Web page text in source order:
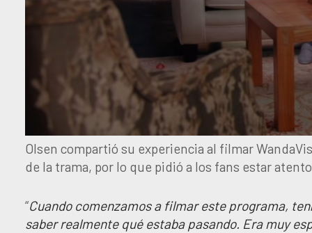
Olsen compartió su experiencia al filmar
de la trama, por lo que pidió a los fans estar
“Cuando comenzamos a filmar este programa,
saber realmente qué estaba pasando. Era muy